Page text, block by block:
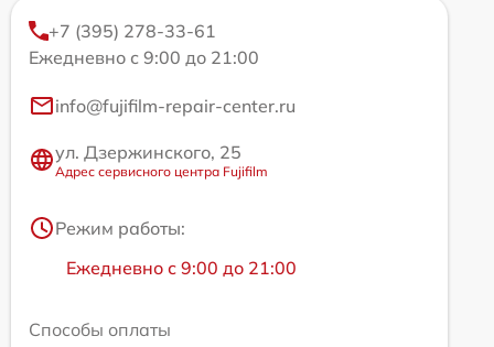
+7 (395) 278-33-61
Ежедневно с 9:00 до 21:00
info@fujifilm-repair-center.ru
ул. Дзержинского, 25
Адрес сервисного центра Fujifilm
Режим работы:
Ежедневно с 9:00 до 21:00
Способы оплаты